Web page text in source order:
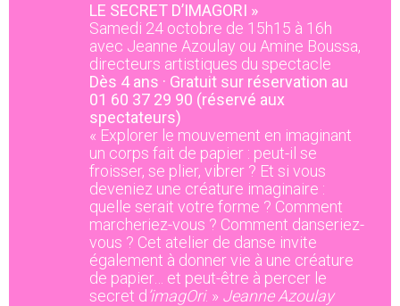
LE SECRET D’IMAGORI »
Samedi 24 octobre de 15h15 à 16h
avec Jeanne Azoulay ou Amine Boussa,
directeurs artistiques du spectacle
Dès 4 ans · Gratuit sur réservation au
01 60 37 29 90 (réservé aux
spectateurs)
« Explorer le mouvement en imaginant
un corps fait de papier : peut-il se
froisser, se plier, vibrer ? Et si vous
deveniez une créature imaginaire :
quelle serait votre forme ? Comment
marcheriez-vous ? Comment danseriez-
vous ? Cet atelier de danse invite
également à donner vie à une créature
de papier… et peut-être à percer le
secret d’imagOri. » Jeanne Azoulay